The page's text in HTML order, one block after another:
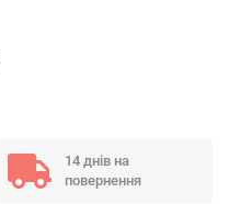
14 днів на
повернення